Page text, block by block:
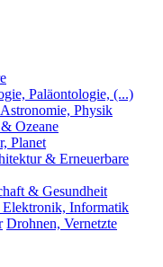
Paläontologie, (...)
Physik
Ozeane
Planet
& Erneuerbare
& Gesundheit
Informatik
Drohnen, Vernetzte